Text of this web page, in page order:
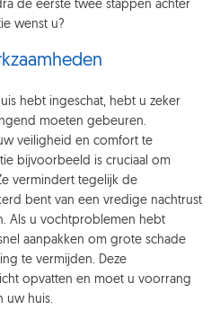
de eerste twee stappen achter
wenst u?
hebt ingeschat, hebt u zeker
moeten gebeuren.
veiligheid en comfort te
bijvoorbeeld is cruciaal om
vermindert tegelijk de
bent van een vredige nachtrust
Als u vochtproblemen hebt
aanpakken om grote schade
te vermijden. Deze
opvatten en moet u voorrang
uw huis.